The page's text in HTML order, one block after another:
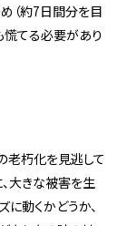
（約7日間分を目
慌てる必要があり
老朽化を見逃して
大きな被害を生
動くかどうか、